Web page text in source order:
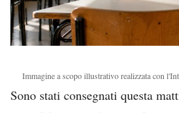
Immagine a scopo illustrativo realizzata con
Sono stati consegnati questa